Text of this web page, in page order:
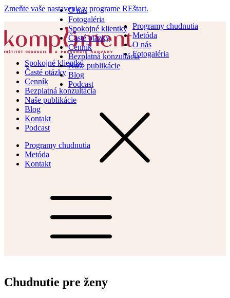
Zmeňte vaše nastavenie v programe REštart.
Programy chudnutia
Metóda
O nás
Fotogaléria
Spokojné klientky
Časté otázky
Cenník
Bezplatná konzultácia
Naše publikácie
Blog
Kontakt
Podcast
Programy chudnutia
Metóda
Kontakt
O nás
Fotogaléria
Spokojné klientky
Časté otázky
Cenník
Bezplatná konzultácia
Naše publikácie
Blog
Podcast
Chudnutie pre ženy